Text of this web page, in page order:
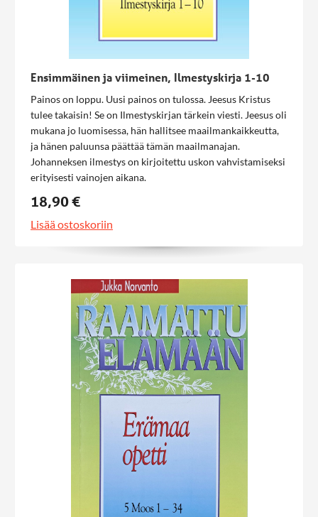
Ensimmäinen ja viimeinen, Ilmestyskirja 1-10
Painos on loppu. Uusi painos on tulossa. Jeesus Kristus
tulee takaisin! Se on Ilmestyskirjan tärkein viesti. Jeesus oli
mukana jo luomisessa, hän hallitsee maailmankaikkeutta,
ja hänen paluunsa päättää tämän maailmanajan.
Johanneksen ilmestys on kirjoitettu uskon vahvistamiseksi
erityisesti vainojen aikana.
18,90 €
Lisää ostoskoriin